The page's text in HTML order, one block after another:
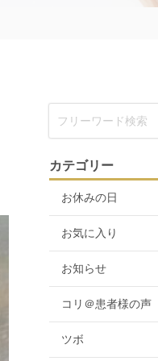
カテゴリー
お休みの日
お気に入り
お知らせ
コリ＠患者様の声
ツボ